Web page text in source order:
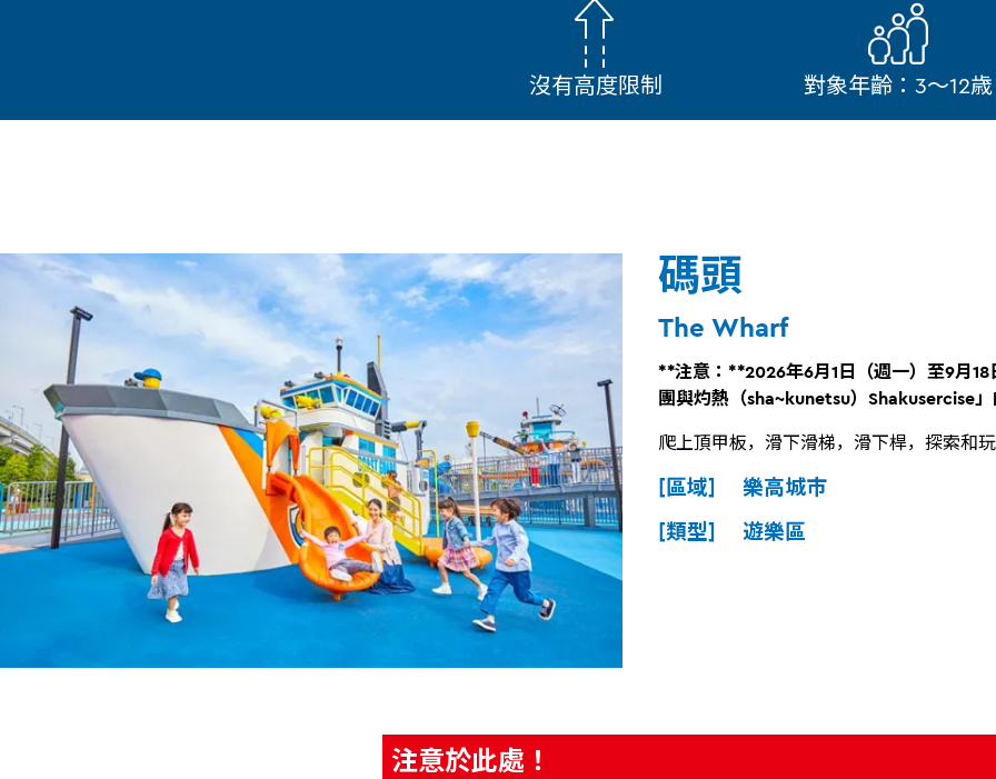
沒有高度限制 對象年齡：3～12歳
碼頭
The Wharf
**注意：**2026年6月1日（週一）至9月
團與灼熱（sha~kunetsu）Shakusercise」
爬上頂甲板，滑下滑梯，滑下桿，探索和
[區域] 樂高城市
[類型] 遊樂區
注意於此處！